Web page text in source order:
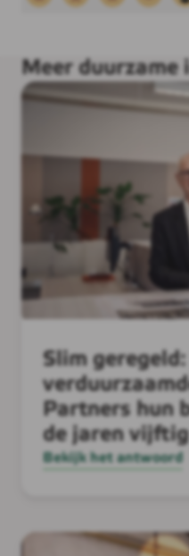
Meer duurzame
Slim
Partners hun
de jaren vijftig
Bekijk het antwoord